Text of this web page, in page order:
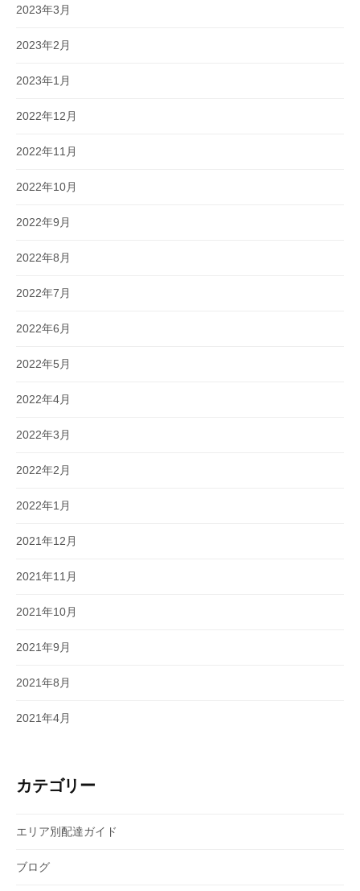
2023年3月
2023年2月
2023年1月
2022年12月
2022年11月
2022年10月
2022年9月
2022年8月
2022年7月
2022年6月
2022年5月
2022年4月
2022年3月
2022年2月
2022年1月
2021年12月
2021年11月
2021年10月
2021年9月
2021年8月
2021年4月
カテゴリー
エリア別配達ガイド
ブログ